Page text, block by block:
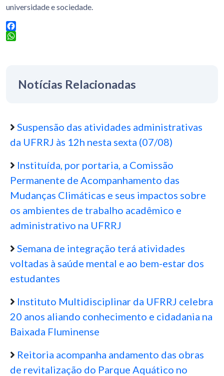
universidade e sociedade.
Facebook
Notícias Relacionadas
Suspensão das atividades administrativas
da UFRRJ às 12h nesta sexta (07/08)
Instituída, por portaria, a Comissão
Permanente de Acompanhamento das
Mudanças Climáticas e seus impactos sobre
os ambientes de trabalho acadêmico e
administrativo na UFRRJ
Semana de integração terá atividades
voltadas à saúde mental e ao bem-estar dos
estudantes
Instituto Multidisciplinar da UFRRJ celebra
20 anos aliando conhecimento e cidadania na
Baixada Fluminense
Reitoria acompanha andamento das obras
de revitalização do Parque Aquático no